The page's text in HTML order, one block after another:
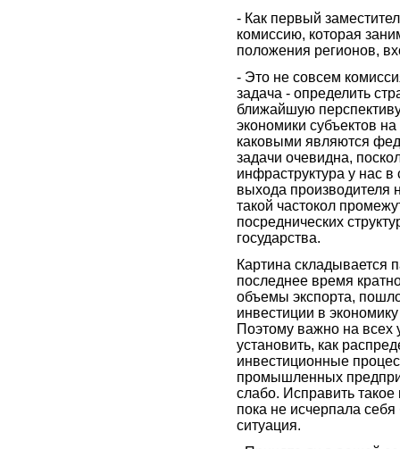
- Как первый
комиссию, которая
положения регионов,
- Это не совсем
задача - определить
ближайшую
экономики субъектов
каковыми являются
задачи очевидна,
инфраструктура у нас
выхода производителя
такой частокол
посреднических
государства.
Картина складывается
последнее время
объемы экспорта,
инвестиции в
Поэтому важно на
установить, как
инвестиционные
промышленных
слабо. Исправить
пока не исчерпала
ситуация.